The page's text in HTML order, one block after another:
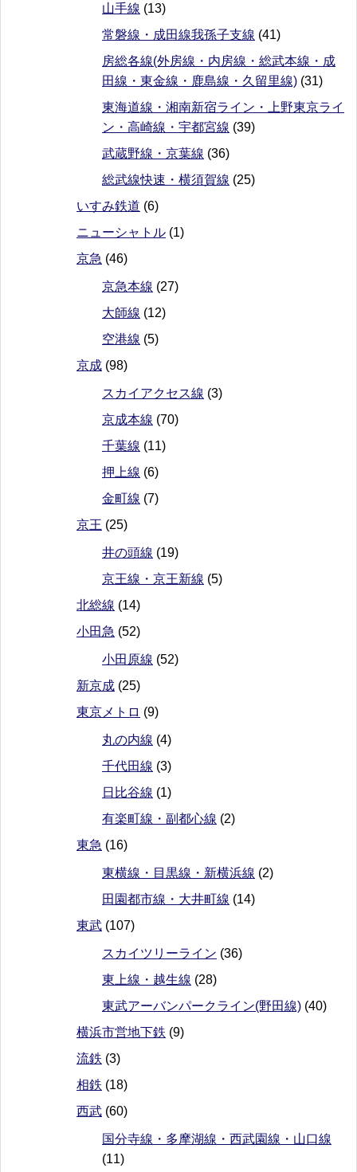
山手線 (13)
常磐線・成田線我孫子支線 (41)
房総各線(外房線・内房線・総武本線・成
田線・東金線・鹿島線・久留里線) (31)
東海道線・湘南新宿ライン・上野東京ライ
ン・高崎線・宇都宮線 (39)
武蔵野線・京葉線 (36)
総武線快速・横須賀線 (25)
いすみ鉄道 (6)
ニューシャトル (1)
京急 (46)
京急本線 (27)
大師線 (12)
空港線 (5)
京成 (98)
スカイアクセス線 (3)
京成本線 (70)
千葉線 (11)
押上線 (6)
金町線 (7)
京王 (25)
井の頭線 (19)
京王線・京王新線 (5)
北総線 (14)
小田急 (52)
小田原線 (52)
新京成 (25)
東京メトロ (9)
丸の内線 (4)
千代田線 (3)
日比谷線 (1)
有楽町線・副都心線 (2)
東急 (16)
東横線・目黒線・新横浜線 (2)
田園都市線・大井町線 (14)
東武 (107)
スカイツリーライン (36)
東上線・越生線 (28)
東武アーバンパークライン(野田線) (40)
横浜市営地下鉄 (9)
流鉄 (3)
相鉄 (18)
西武 (60)
国分寺線・多摩湖線・西武園線・山口線
(11)